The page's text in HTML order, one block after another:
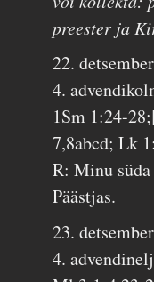
preester ja
22. detsember
4.
1Sm 1:24-
7,8abcd; Lk
R: Minu
Päästjas.
23. detsember
4.